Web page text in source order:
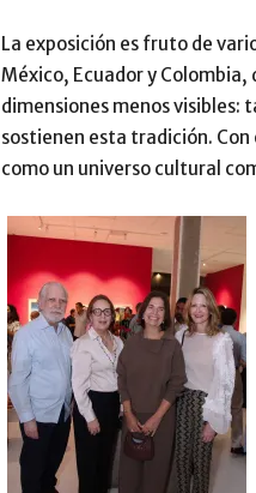
La exposición es fruto de
México, Ecuador y
dimensiones menos visibles:
sostienen esta tradición.
como un universo cultural